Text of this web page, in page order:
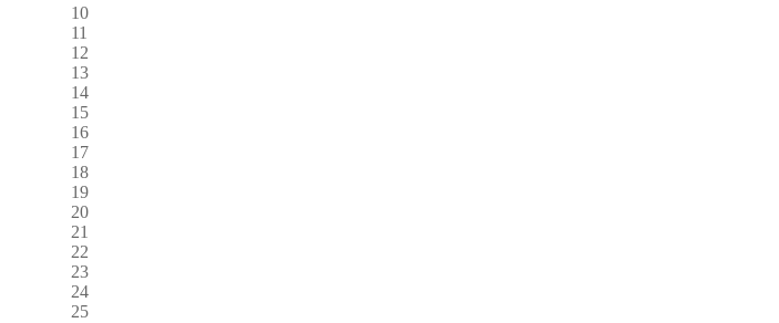
10
11
12
13
14
15
16
17
18
19
20
21
22
23
24
25